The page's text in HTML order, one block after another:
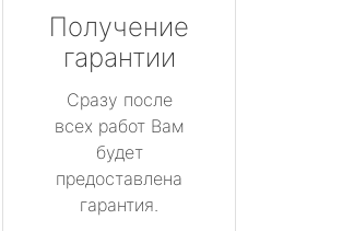
Получение
гарантии
Сразу после
всех работ Вам
будет
предоставлена
гарантия.